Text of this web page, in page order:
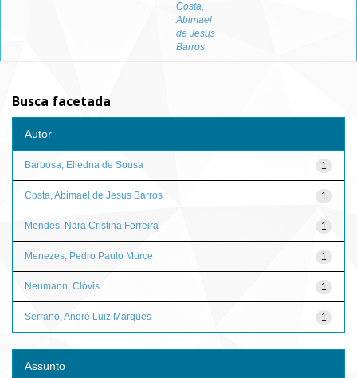
Costa,
Abimael
de Jesus
Barros
Busca facetada
Autor
1
Barbosa, Eliedna de Sousa
1
Costa, Abimael de Jesus Barros
1
Mendes, Nara Cristina Ferreira
1
Menezes, Pedro Paulo Murce
1
Neumann, Clóvis
1
Serrano, André Luiz Marques
Assunto